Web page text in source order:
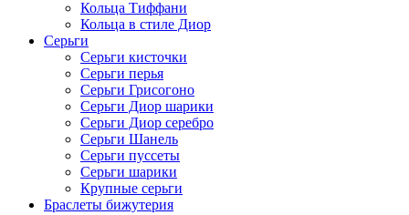
Кольца Тиффани
Кольца в стиле Диор
Серьги
Серьги кисточки
Серьги перья
Серьги Грисогоно
Серьги Диор шарики
Серьги Диор серебро
Серьги Шанель
Серьги пуссеты
Серьги шарики
Крупные серьги
Браслеты бижутерия